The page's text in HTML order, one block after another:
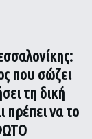
που σώζει
τη δική
πρέπει να το